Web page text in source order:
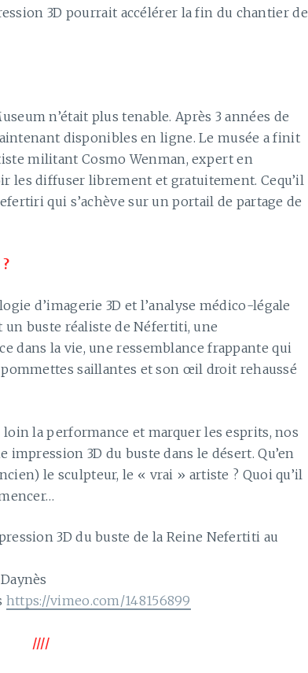
3D pourrait accélérer la fin du chantier de
n’était plus tenable. Après 3 années de
disponibles en ligne. Le musée a finit
militant Cosmo Wenman, expert en
les diffuser librement et gratuitement. Cequ’il
qui s’achève sur un portail de partage de
d’imagerie 3D et l’analyse médico-légale
buste réaliste de Néfertiti, une
dans la vie, une ressemblance frappante qui
saillantes et son œil droit rehaussé
la performance et marquer les esprits, nos
3D du buste dans le désert. Qu’en
le sculpteur, le « vrai » artiste ? Quoi qu’il
3D du buste de la Reine Nefertiti au
https://vimeo.com/148156899
////